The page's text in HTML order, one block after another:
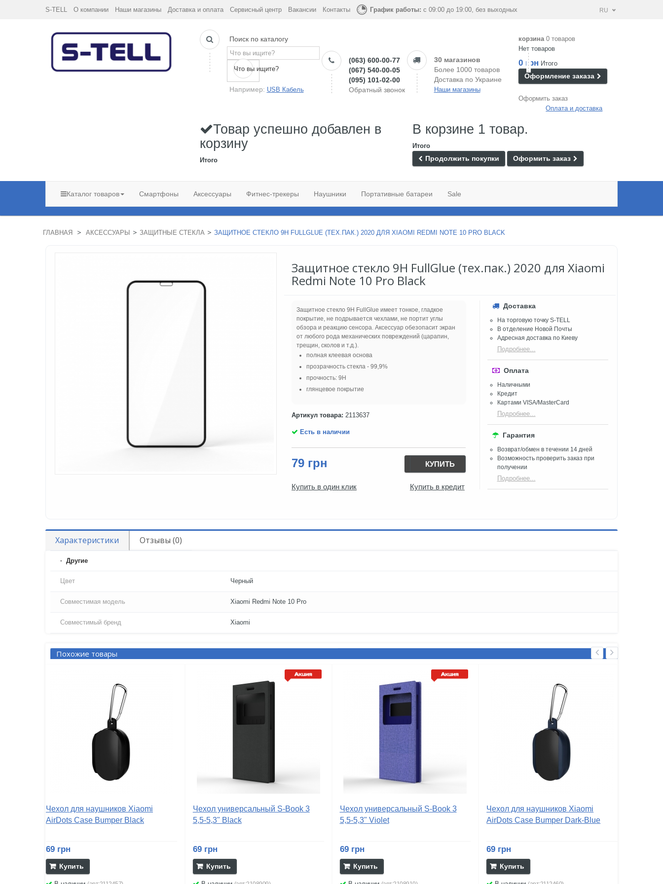
S-TELL О компании Наши магазины Доставка и оплата Сервисный центр Вакансии Контакты График работы: с 09:00 до 19:00, без выходных RU
Поиск по каталогу
Что вы ищите?
Например: USB Кабель
(063) 600-00-77
(067) 540-00-05
(095) 101-02-00
Обратный звонок
30 магазинов
Более 1000 товаров
Доставка по Украине
Наши магазины
корзина 0 товаров
Нет товаров
0 грн Итого
Оформление заказа
Оформить заказ
Оплата и доставка
Товар успешно добавлен в
корзину
Итого
В корзине 1 товар.
Итого
Продолжить покупки Оформить заказ
Каталог товаров Смартфоны Аксессуары Фитнес-трекеры Наушники Портативные батареи Sale
ГЛАВНАЯ > АКСЕССУАРЫ > ЗАЩИТНЫЕ СТЕКЛА > ЗАЩИТНОЕ СТЕКЛО 9H FULLGLUE (ТЕХ.ПАК.) 2020 ДЛЯ XIAOMI REDMI NOTE 10 PRO BLACK
Защитное стекло 9H FullGlue (тех.пак.) 2020 для Xiaomi
Redmi Note 10 Pro Black
Защитное стекло 9H FullGlue имеет тонкое, гладкое
покрытие, не подрывается чехлами, не портит углы
обзора и реакцию сенсора. Аксессуар обезопасит экран
от любого рода механических повреждений (царапин,
трещин, сколов и т.д.).
полная клеевая основа
прозрачность стекла - 99,9%
прочность: 9H
глянцевое покрытие
Артикул товара: 2113637
Есть в наличии
79 грн КУПИТЬ
Купить в один клик Купить в кредит
Доставка
На торговую точку S-TELL
В отделение Новой Почты
Адресная доставка по Киеву
Подробнее...
Оплата
Наличными
Кредит
Картами VISA/MasterCard
Подробнее...
Гарантия
Возврат/обмен в течении 14 дней
Возможность проверить заказ при
получении​
Подробнее...
Характеристики Отзывы (0)
Другие
Цвет Черный
Совместимая модель Xiaomi Redmi Note 10 Pro
Совместимый бренд Xiaomi
Похожие товары
Чехол для наушников Xiaomi
AirDots Case Bumper Black
69 грн
Купить
Чехол универсальный S-Book 3
5,5-5,3" Black
69 грн
Купить
Чехол универсальный S-Book 3
5,5-5,3" Violet
69 грн
Купить
Чехол для наушников Xiaomi
AirDots Case Bumper Dark-Blue
69 грн
Купить